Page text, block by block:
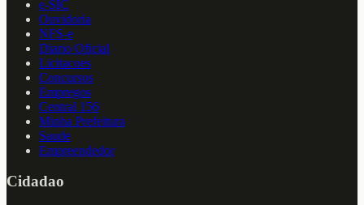
e-SIC
Ouvidoria
NFS-e
Diario Oficial
Licitacoes
Concursos
Empregos
Central 156
Minha Prefeitura
Saude
Empreendedor
Cidadao